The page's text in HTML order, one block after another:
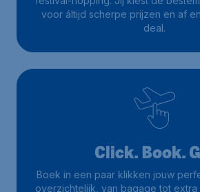
voor áltijd scherpe prijzen en af
deal.
Click. Book.
Boek in een paar klikken jouw
overzichtelijk, van bagage tot extra